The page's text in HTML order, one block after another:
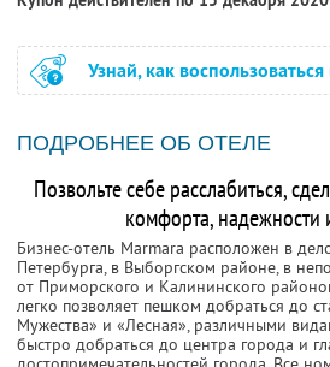
Узнай, как
ПОДРОБНЕЕ ОБ ОТЕЛЕ
Позвольте себе расслабиться,
комфорта,
Бизнес-отель Marmara расположен в
Петербурга, в Выборгском районе, в
от Приморского и Калининского
легко позволяет пешком добраться до
Мужества» и «Лесная», различными
быстро добраться до центра города и